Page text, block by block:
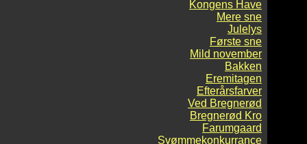
Kongens Have
Mere sne
Julelys
Første sne
Mild november
Bakken
Eremitagen
Efterårsfarver
Ved Bregnerød
Bregnerød Kro
Farumgaard
Svømmekonkurrance